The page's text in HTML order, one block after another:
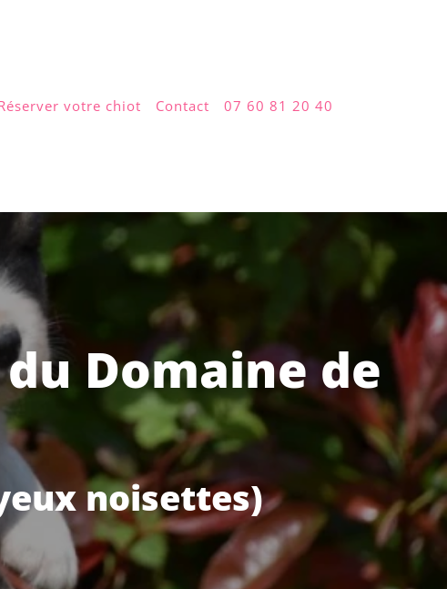
votre chiot Contact 07 60 81 20 40
Domaine de
noisettes)